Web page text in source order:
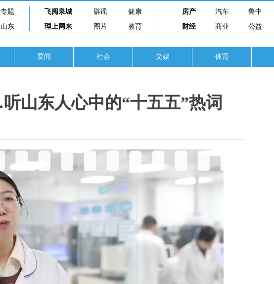
专题
山东
飞阅泉城 辟谣
健康
理上网来
图片 教育
房产 汽车
鲁中
财经
商业 公益
要闻 社会 文娱 体育
山东人心中的“十五五”热词